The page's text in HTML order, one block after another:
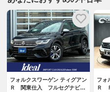
フォルクスワーゲン ティグアン
Ｒ 関東仕入 フルセグナビ
フォ
Ｒ